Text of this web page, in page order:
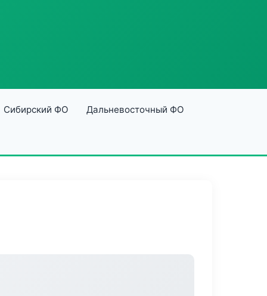
Сибирский ФО Дальневосточный ФО